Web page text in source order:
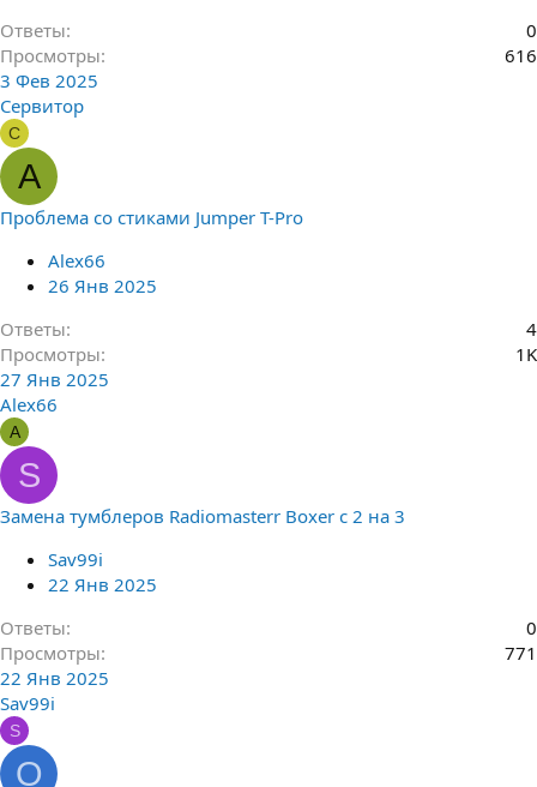
Ответы
0
Просмотры
616
3 Фев 2025
Сервитор
С
A
Проблема со стиками Jumper T-Pro
Alex66
26 Янв 2025
Ответы
4
Просмотры
1K
27 Янв 2025
Alex66
A
S
Замена тумблеров Radiomasterr Boxer с 2 на 3
Sav99i
22 Янв 2025
Ответы
0
Просмотры
771
22 Янв 2025
Sav99i
S
O